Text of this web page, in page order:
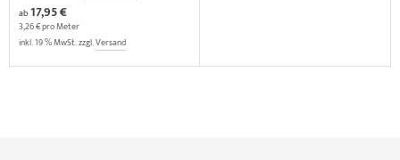
ab17,95 €
3,26 € pro Meter
inkl. 19 % MwSt. zzgl.Versand